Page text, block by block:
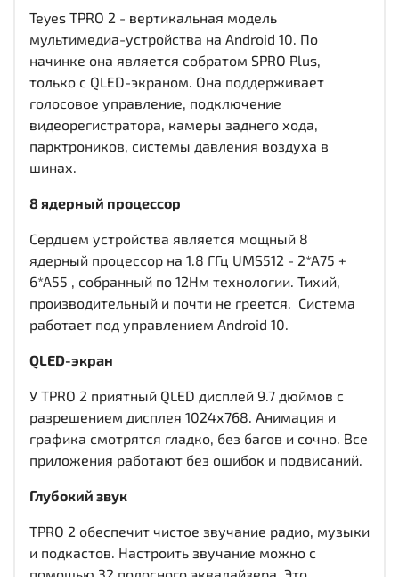
Teyes TPRO 2 - вертикальная модель
мультимедиа-устройства на Android 10. По
начинке она является собратом SPRO Plus,
только с QLED-экраном. Она поддерживает
голосовое управление, подключение
видеорегистратора, камеры заднего хода,
парктроников, системы давления воздуха в
шинах.
8 ядерный процессор
Сердцем устройства является мощный 8
ядерный процессор на 1.8 ГГц UMS512 - 2*A75 +
6*A55 , собранный по 12Нм технологии. Тихий,
производительный и почти не греется. Система
работает под управлением Android 10.
QLED-экран
У TPRO 2 приятный QLED дисплей 9.7 дюймов c
разрешением дисплея 1024х768. Анимация и
графика смотрятся гладко, без багов и сочно. Все
приложения работают без ошибок и подвисаний.
Глубокий звук
TPRO 2 обеспечит чистое звучание радио, музыки
и подкастов. Настроить звучание можно с